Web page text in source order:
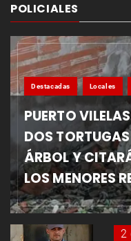
POLICIALES
Destacadas Locales
PUERTO
DOS
ÁRBOL Y
LOS MENORES
2